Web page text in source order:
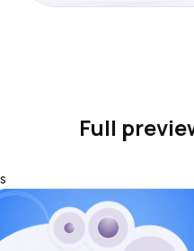
Full
s